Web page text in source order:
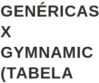
GENÉRICAS
X
GYMNAMIC
(TABELA